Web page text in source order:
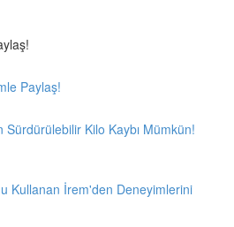
Paylaş!
Sürdürülebilir Kilo Kaybı Mümkün!
Kullanan İrem'den Deneyimlerini